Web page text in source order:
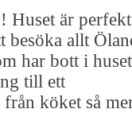
Huset är perfekt
besöka allt
har bott i huset
till ett
köket så